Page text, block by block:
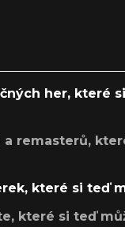
her, které
a remasterů,
které si teď
které si teď